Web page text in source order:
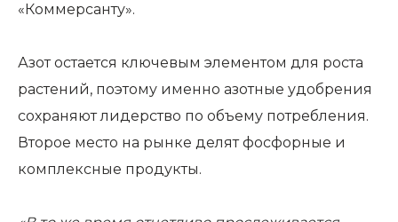
«Коммерсанту».
Азот остается ключевым элементом для роста
растений, поэтому именно азотные удобрения
сохраняют лидерство по объему потребления.
Второе место на рынке делят фосфорные и
комплексные продукты.